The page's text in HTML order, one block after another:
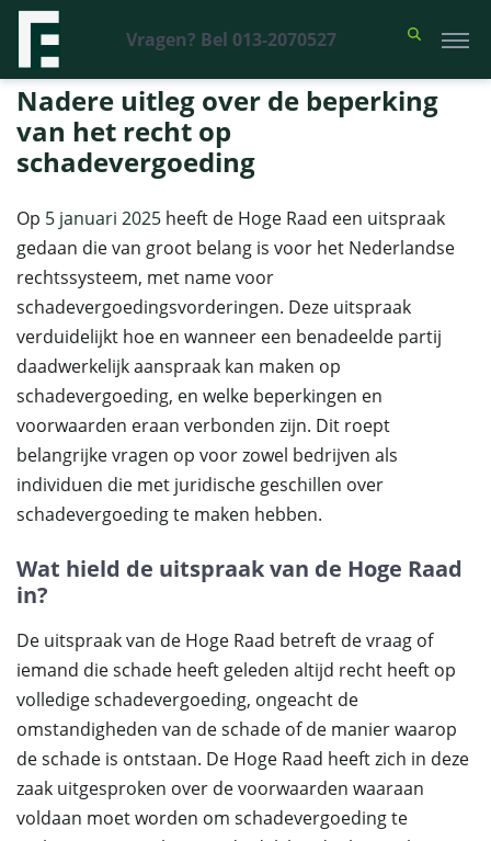
Vragen? Bel 013-2070527
Financieel Recht Advocaten >Uitspraken>Nadere uitleg over de
beperking van het recht op schadevergoeding
Nadere uitleg over de beperking
van het recht op
schadevergoeding
Op 5 januari 2025 heeft de Hoge Raad een uitspraak
gedaan die van groot belang is voor het Nederlandse
rechtssysteem, met name voor
schadevergoedingsvorderingen. Deze uitspraak
verduidelijkt hoe en wanneer een benadeelde partij
daadwerkelijk aanspraak kan maken op
schadevergoeding, en welke beperkingen en
voorwaarden eraan verbonden zijn. Dit roept
belangrijke vragen op voor zowel bedrijven als
individuen die met juridische geschillen over
schadevergoeding te maken hebben.
Wat hield de uitspraak van de Hoge Raad
in?
De uitspraak van de Hoge Raad betreft de vraag of
iemand die schade heeft geleden altijd recht heeft op
volledige schadevergoeding, ongeacht de
omstandigheden van de schade of de manier waarop
de schade is ontstaan. De Hoge Raad heeft zich in deze
zaak uitgesproken over de voorwaarden waaraan
voldaan moet worden om schadevergoeding te